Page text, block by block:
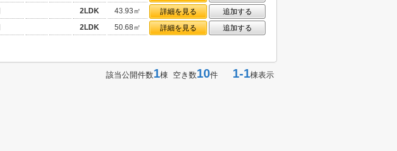
2LDK 43.93㎡ 詳細を見る
追加する
2LDK 50.68㎡ 詳細を見る 追加する
該当公開件数1棟 空き数10件 1-1棟表示